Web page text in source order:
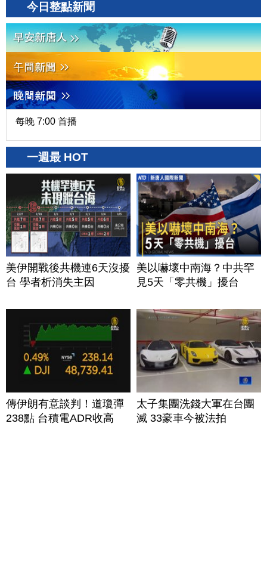
今日整點新聞
每晚 7:00 首播
一週最 HOT
美伊開戰後共機連6天沒擾
台 學者析消失主因
美以嚇壞中南海？中共罕
見5天「零共機」擾台
傳伊朗有意談判！道瓊彈
238點 台積電ADR收高
太子集團洗錢大軍在台團
滅 33豪車今被法拍